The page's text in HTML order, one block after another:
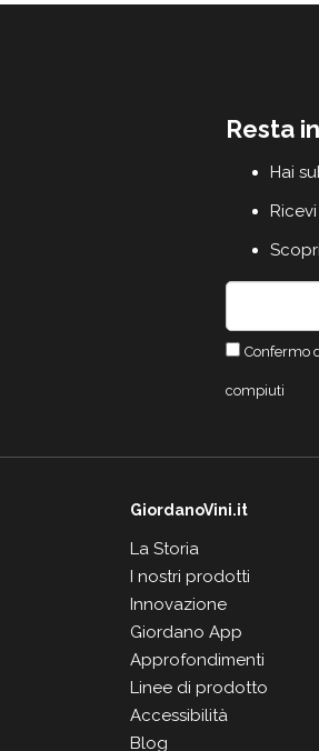
Resta
Hai
Confermo
compiuti
GiordanoVini.it
La Storia
I nostri prodotti
Innovazione
Giordano App
Approfondimenti
Linee di prodotto
Accessibilità
Blog